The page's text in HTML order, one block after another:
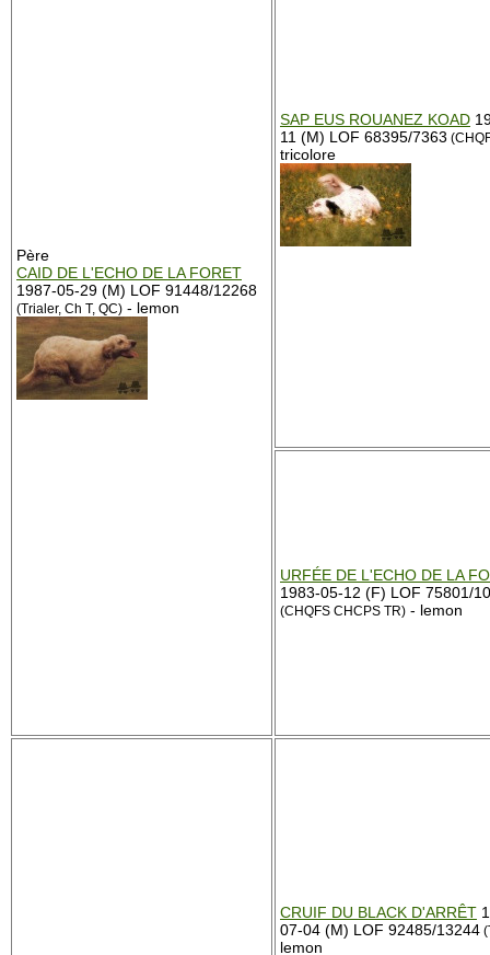
Père
CAID DE L'ECHO DE LA FORET
1987-05-29 (M) LOF 91448/12268
(Trialer, Ch T, QC) - lemon
SAP EUS ROUANEZ KOAD
11 (M) LOF 68395/7363
tricolore
URFÉE DE L'ECHO DE LA
1983-05-12 (F) LOF 75801/
(CHQFS CHCPS TR) - lemon
CRUIF DU BLACK D'ARRÊT
07-04 (M) LOF 92485/13244
lemon